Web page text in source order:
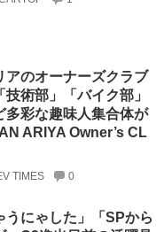
アのオーナーズクラブ
術部」「バイク部」
多彩な趣味人集合体が
ARIYA Owner’s CL
TIMES 0
うにゃした」「SPから